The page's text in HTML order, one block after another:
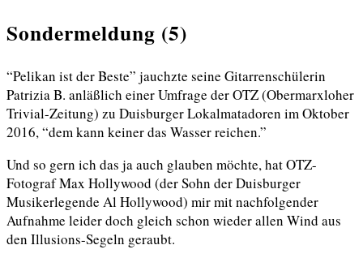
Sondermeldung (5)
“Pelikan ist der Beste” jauchzte seine Gitarrenschülerin
Patrizia B. anläßlich einer Umfrage der OTZ (Obermarxloher
Trivial-Zeitung) zu Duisburger Lokalmatadoren im Oktober
2016, “dem kann keiner das Wasser reichen.”
Und so gern ich das ja auch glauben möchte, hat OTZ-
Fotograf Max Hollywood (der Sohn der Duisburger
Musikerlegende Al Hollywood) mir mit nachfolgender
Aufnahme leider doch gleich schon wieder allen Wind aus
den Illusions-Segeln geraubt.